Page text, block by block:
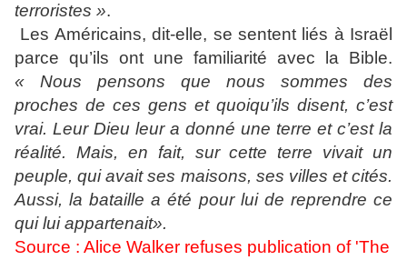
terroristes ».
Les Américains, dit-elle, se sentent liés à Israël
parce qu’ils ont une familiarité avec la Bible.
« Nous pensons que nous sommes des
proches de ces gens et quoiqu’ils disent, c’est
vrai. Leur Dieu leur a donné une terre et c’est la
réalité. Mais, en fait, sur cette terre vivait un
peuple, qui avait ses maisons, ses villes et cités.
Aussi, la bataille a été pour lui de reprendre ce
qui lui appartenait».
Source : Alice Walker refuses publication of 'The